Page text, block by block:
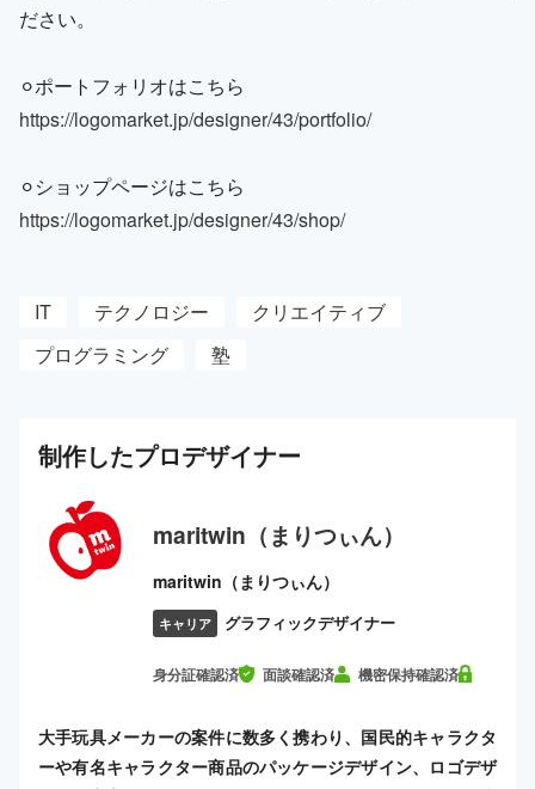
ださい。
⚪︎ポートフォリオはこちら
https://logomarket.jp/designer/43/portfolio/
⚪︎ショップページはこちら
https://logomarket.jp/designer/43/shop/
IT テクノロジー
クリエイティブ
プログラミング
塾
制作したプロデザイナー
maritwin（まりつぃん）
maritwin（まりつぃん）
キャリア グラフィックデザイナー
身分証確認済 面談確認済 機密保持確認済
大手玩具メーカーの案件に数多く携わり、国民的キャラクタ
ーや有名キャラクター商品のパッケージデザイン、ロゴデザ